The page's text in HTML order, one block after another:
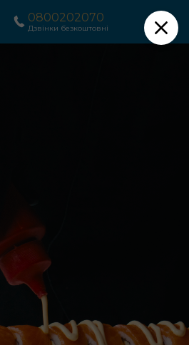
0800202070
Дзвінки безкоштовні